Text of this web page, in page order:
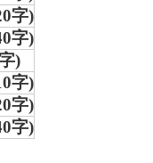
字)
字)
)
字)
字)
字)